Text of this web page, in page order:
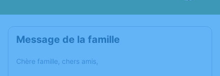
Message de la famille
Chère famille, chers amis,